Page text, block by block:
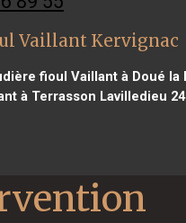
Vaillant Kervignac
fioul Vaillant à Doué la
à Terrasson Lavilledieu